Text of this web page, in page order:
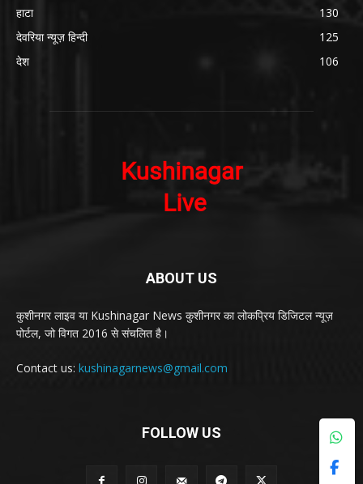
हाटा
130
देवरिया न्यूज़ हिन्दी
125
देश
106
ABOUT US
कुशीनगर लाइव या Kushinagar News कुशीनगर का लोकप्रिय डिजिटल न्यूज़
पोर्टल, जो विगत 2016 से संचलित है।
Contact us: kushinagarnews@gmail.com
FOLLOW US